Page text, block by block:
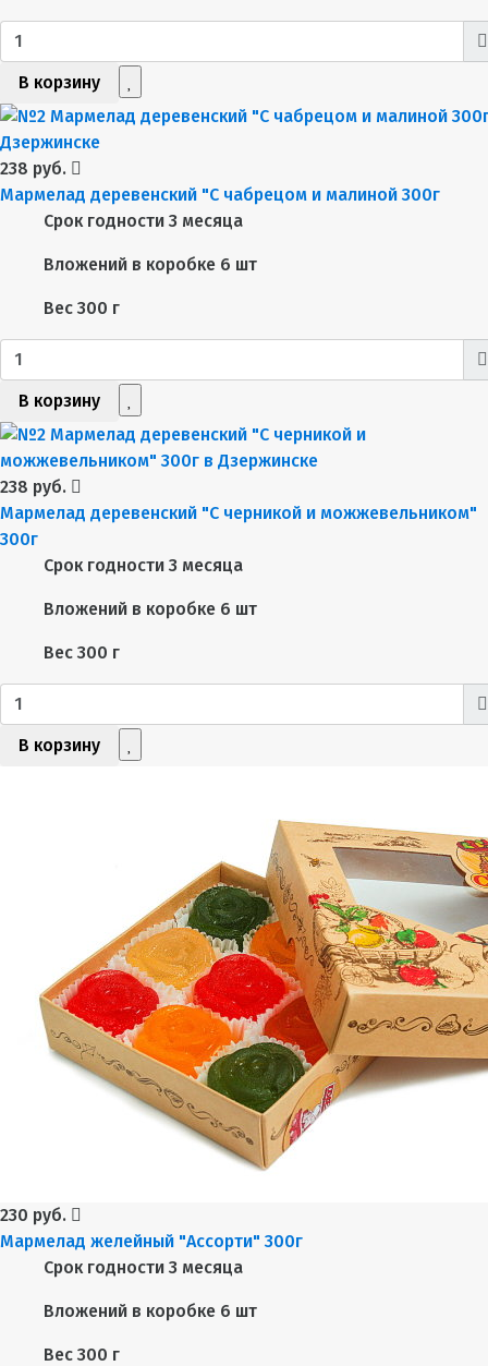
В корзину
238 руб.
Мармелад деревенский "С чабрецом и малиной 300г
Срок годности 3 месяца
Вложений в коробке 6 шт
Вес 300 г
В корзину
238 руб.
Мармелад деревенский "С черникой и можжевельником"
300г
Срок годности 3 месяца
Вложений в коробке 6 шт
Вес 300 г
В корзину
230 руб.
Мармелад желейный "Ассорти" 300г
Срок годности 3 месяца
Вложений в коробке 6 шт
Вес 300 г